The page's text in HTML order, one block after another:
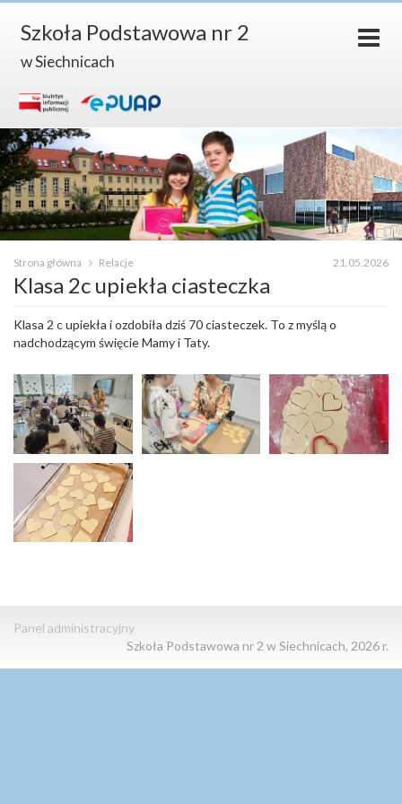
Szkoła Podstawowa nr 2
w Siechnicach
21.05.2026
Strona główna Relacje
Klasa 2c upiekła ciasteczka
Klasa 2 c upiekła i ozdobiła dziś 70 ciasteczek. To z myślą o
nadchodzącym święcie Mamy i Taty.
Panel administracyjny
Szkoła Podstawowa nr 2 w Siechnicach, 2026 r.